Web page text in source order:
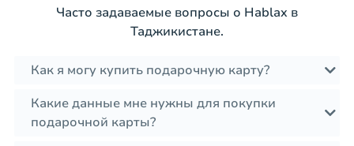
Часто задаваемые вопросы о Hablax в
Таджикистане.
Как я могу купить подарочную карту?
Какие данные мне нужны для покупки
подарочной карты?